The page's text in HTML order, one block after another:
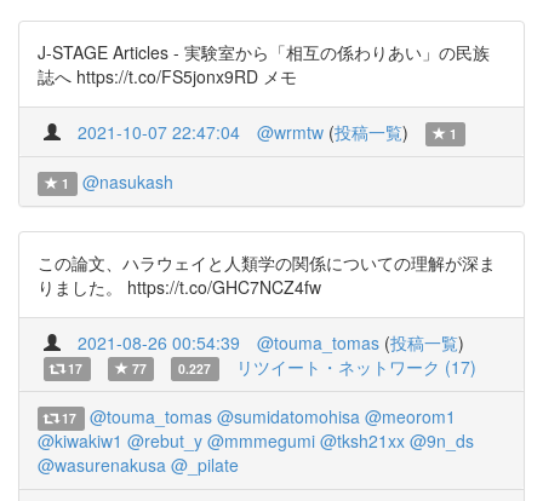
J-STAGE Articles - 実験室から「相互の係わりあい」の民族
誌へ https://t.co/FS5jonx9RD メモ
2021-10-07 22:47:04 @wrmtw (投稿一覧) 1
1 @nasukash
この論文、ハラウェイと人類学の関係についての理解が深ま
りました。 https://t.co/GHC7NCZ4fw
2021-08-26 00:54:39 @touma_tomas (投稿一覧)
17 77 0.227 リツイート・ネットワーク (17)
17 @touma_tomas @sumidatomohisa @meorom1
@kiwakiw1 @rebut_y @mmmegumi @tksh21xx @9n_ds
@wasurenakusa @_pilate